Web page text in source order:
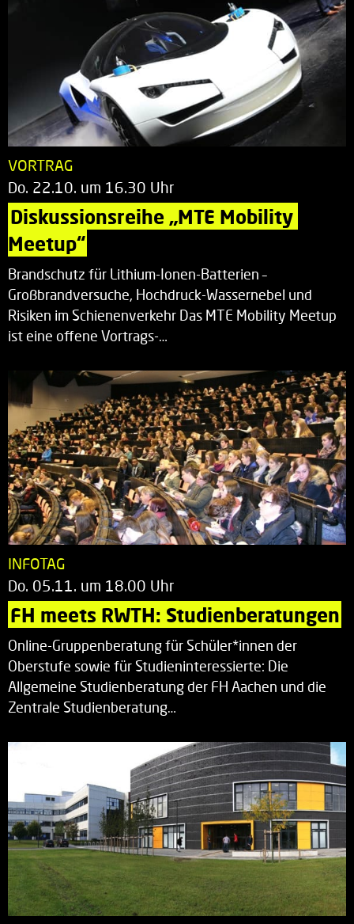
VORTRAG
Do. 22.10. um 16.30 Uhr
Diskussionsreihe „MTE Mobility
Meetup“
Brandschutz für Lithium-Ionen-Batterien –
Großbrandversuche, Hochdruck-Wassernebel und
Risiken im Schienenverkehr Das MTE Mobility Meetup
ist eine offene Vortrags-…
INFOTAG
Do. 05.11. um 18.00 Uhr
FH meets RWTH: Studienberatungen
Online-Gruppenberatung für Schüler*innen der
Oberstufe sowie für Studieninteressierte: Die
Allgemeine Studienberatung der FH Aachen und die
Zentrale Studienberatung…